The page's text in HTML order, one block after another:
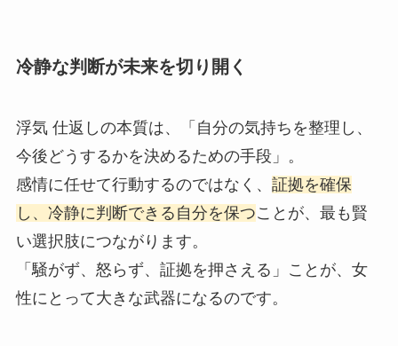
冷静な判断が未来を切り開く
浮気 仕返しの本質は、「自分の気持ちを整理し、
今後どうするかを決めるための手段」。
感情に任せて行動するのではなく、 証拠を確保
し、冷静に判断できる自分を保つことが、最も賢
い選択肢につながります。
「騒がず、怒らず、証拠を押さえる」ことが、女
性にとって大きな武器になるのです。